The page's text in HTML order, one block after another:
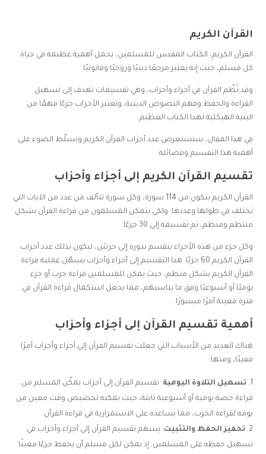
القرآن الكريم
القرآن الكريم، الكتاب المقدس للمسلمين، يحمل أهمية عظيمة في حياة
كل مسلم، حيث إنه يعتبر مرجعًا دينيًا وروحيًا وقانونيًا.
وقد نُظّم القرآن في أجزاء وأحزاب، وهي تقسيمات تهدف إلى تسهيل
القراءة والحفظ وفهم النصوص الدينية، وتعتبر الأحزاب جزءًا مهمًا من
البنية الهيكلية لهذا الكتاب العظيم.
في هذا المقال، سنستعرض عدد أحزاب القرآن الكريم ونسلّط الضوء على
أهمية هذا التقسيم وفضائله.
تقسيم القرآن الكريم إلى أجزاء وأحزاب
القرآن الكريم يتكون من 114 سورة، وكل سورة تتألف من عدد من الآيات التي
تختلف في طولها وعددها. ولكي يتمكن المسلمون من قراءة القرآن بشكل
منتظم ومنظم، تم تقسيمه إلى 30 جزءًا.
وكل جزء من هذه الأجزاء ينقسم بدوره إلى حزبيْن، ليكون بذلك عدد أحزاب
القرآن الكريم 60 حزبًا. هذا التقسيم إلى أجزاء وأحزاب يسهّل عملية قراءة
القرآن الكريم بشكل منظم، حيث يمكن للمسلمين قراءة حزب أو جزء
يوميًا أو أسبوعيًا وفق ما يناسبهم، مما يجعل استكمال قراءة القرآن في
فترة معينة أمرًا ميسورًا.
أهمية تقسيم القرآن إلى أجزاء وأحزاب
هناك العديد من الأسباب التي جعلت تقسيم القرآن إلى أجزاء وأحزاب أمرًا
مفيدًا، ومنها:
تسهيل التلاوة اليومية: تقسيم القرآن إلى أحزاب يمكّن المسلم من
قراءة حصة يومية أو أسبوعية ثابتة، حيث يمكنه تخصيص وقت معين من
يومه لقراءة الحزب، مما يساعده على الاستمرارية في قراءة القرآن.
تحفيز الحفظ والتثبيت: يسهم تقسيم القرآن إلى أجزاء وأحزاب في
تسهيل حفظه على المسلمين. إذ يمكن لكل مسلم أن يحفظ جزءًا معينًا